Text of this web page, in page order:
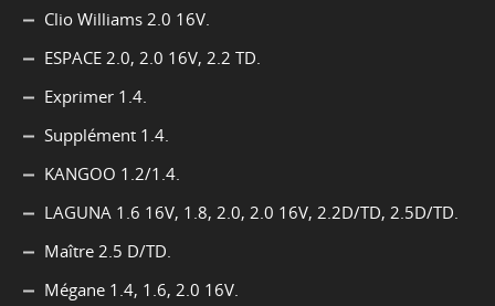
Clio Williams 2.0 16V.
ESPACE 2.0, 2.0 16V, 2.2 TD.
Exprimer 1.4.
Supplément 1.4.
KANGOO 1.2/1.4.
LAGUNA 1.6 16V, 1.8, 2.0, 2.0 16V, 2.2D/TD, 2.5D/TD.
Maître 2.5 D/TD.
Mégane 1.4, 1.6, 2.0 16V.